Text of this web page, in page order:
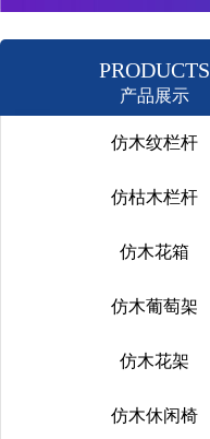
PRODUCTS
产品展示
仿木纹栏杆
仿枯木栏杆
仿木花箱
仿木葡萄架
仿木花架
仿木休闲椅